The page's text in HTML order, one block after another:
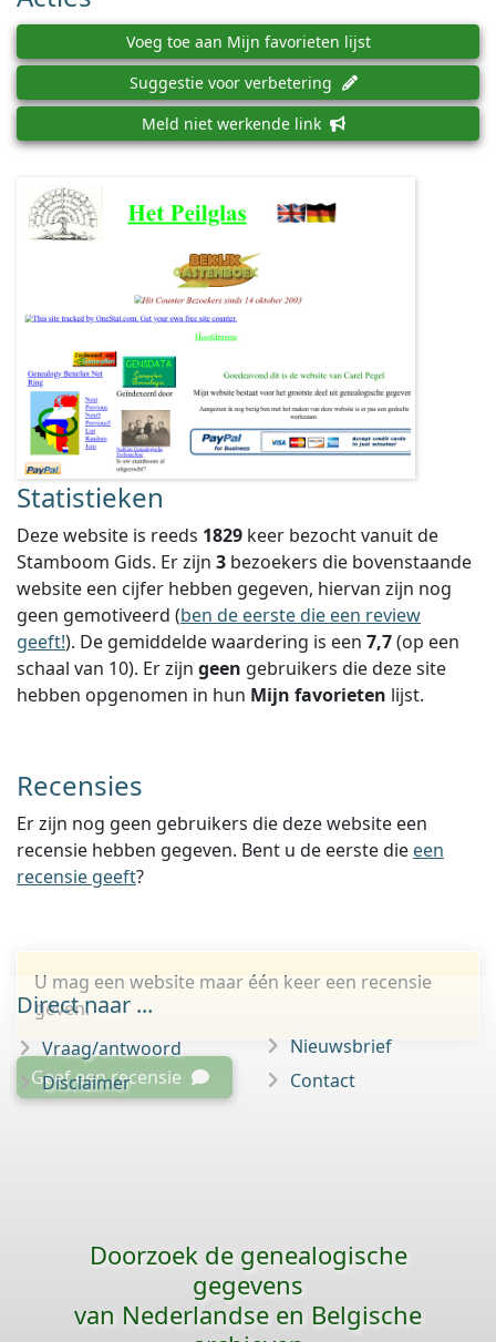
Voeg toe aan Mijn favorieten lijst
Suggestie voor verbetering
Meld niet werkende link
Statistieken
Deze website is reeds 1829 keer bezocht vanuit de
Stamboom Gids. Er zijn 3 bezoekers die bovenstaande
website een cijfer hebben gegeven, hiervan zijn nog
geen gemotiveerd (ben de eerste die een review
geeft!). De gemiddelde waardering is een 7,7(op een
schaal van 10). Er zijn geen gebruikers die deze site
hebben opgenomen in hun Mijn favorieten lijst.
Recensies
Er zijn nog geen gebruikers die deze website een
recensie hebben gegeven. Bent u de eerste die een
recensie geeft?
U mag een website maar één keer een recensie
geven.
Geef een recensie
Direct naar ...
Vraag/antwoord
Disclaimer
Nieuwsbrief
Contact
Doorzoek de genealogische
gegevens
van Nederlandse en Belgische